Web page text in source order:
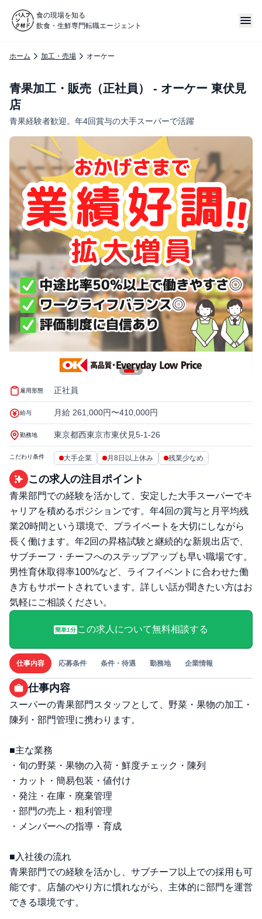
食の現場を知る
飲食・生鮮専門転職エージェント
ホーム 加工・売場 オーケー
青果加工・販売（正社員） - オーケー 東伏見
店
青果経験者歓迎。年4回賞与の大手スーパーで活躍
雇用形態 正社員
給与 月給 261,000円〜410,000円
勤務地 東京都西東京市東伏見5-1-26
こだわり条件 大手企業 月8日以上休み 残業少なめ
この求人の注目ポイント
青果部門での経験を活かして、安定した大手スーパーでキ
ャリアを積めるポジションです。年4回の賞与と月平均残
業20時間という環境で、プライベートを大切にしながら
長く働けます。年2回の昇格試験と継続的な新規出店で、
サブチーフ・チーフへのステップアップも早い職場です。
男性育休取得率100%など、ライフイベントに合わせた働
き方もサポートされています。詳しい話が聞きたい方はお
気軽にご相談ください。
簡単1分 この求人について無料相談する
仕事内容 応募条件 条件・待遇 勤務地 企業情報
仕事内容
スーパーの青果部門スタッフとして、野菜・果物の加工・
陳列・部門管理に携わります。
■主な業務
・旬の野菜・果物の入荷・鮮度チェック・陳列
・カット・簡易包装・値付け
・発注・在庫・廃棄管理
・部門の売上・粗利管理
・メンバーへの指導・育成
■入社後の流れ
青果部門での経験を活かし、サブチーフ以上での採用も可
能です。店舗のやり方に慣れながら、主体的に部門を運営
できる環境です。